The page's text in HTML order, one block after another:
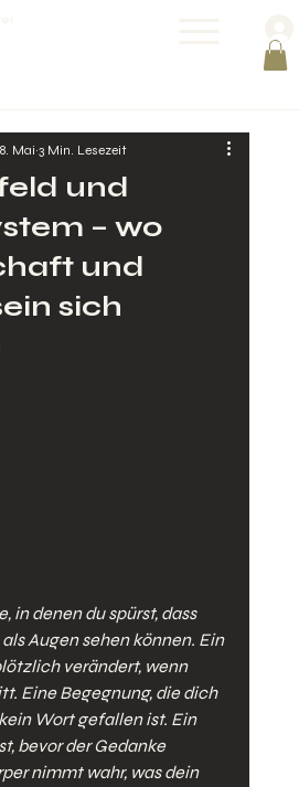
und
– wo
und
sich
Mai 3 Min. Lesezeit
in denen du spürst, dass
Augen sehen können. Ein
verändert, wenn
Eine Begegnung, die dich
Wort gefallen ist. Ein
bevor der Gedanke
nimmt wahr, was dein